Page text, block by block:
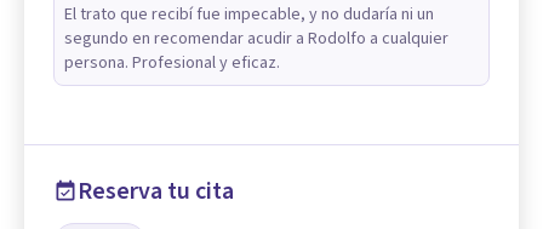
El trato que recibí fue impecable, y no dudaría ni un
segundo en recomendar acudir a Rodolfo a cualquier
persona. Profesional y eficaz.
Reserva tu cita